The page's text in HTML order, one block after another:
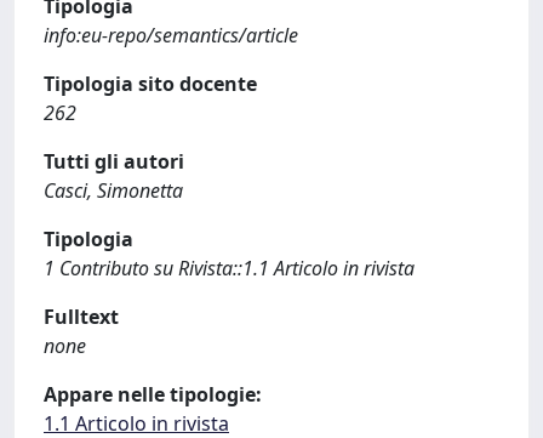
Tipologia
info:eu-repo/semantics/article
Tipologia sito docente
262
Tutti gli autori
Casci, Simonetta
Tipologia
1 Contributo su Rivista::1.1 Articolo in rivista
Fulltext
none
Appare nelle tipologie:
1.1 Articolo in rivista